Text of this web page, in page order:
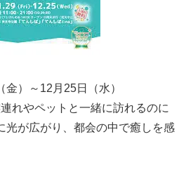
）～12月25日（水）
れやペットと一緒に訪れるのに
光が広がり、都会の中で癒しを感